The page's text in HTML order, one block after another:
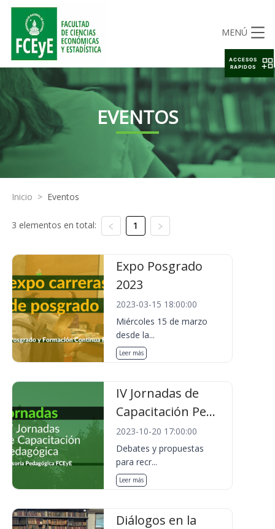
MENÚ
EVENTOS
Inicio > Eventos
3 elementos en total: 1
Expo Posgrado
2023
2023-03-15 18:00:00
Miércoles 15 de marzo
desde la...
Leer más
IV Jornadas de
Capacitación Pe...
2023-10-20 17:00:00
Debates y propuestas
para recr...
Leer más
Diálogos en la
ACCESOS
RAPIDOS